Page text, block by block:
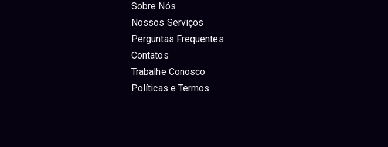
Sobre Nós
Nossos Serviços
Perguntas Frequentes
Contatos
Trabalhe Conosco
Políticas e Termos